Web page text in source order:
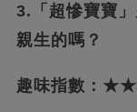
3.「超慘寶寶
親生的嗎？
趣味指數：